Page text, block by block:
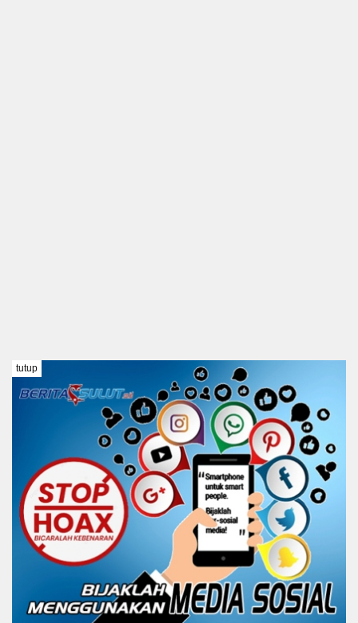
TENTANG KAMI REDAKSI
DISCLAIMER
PEDOMAN MEDIA SIBER
KODE ETIK
Copyright @ 2021 BERITA SULUT #BeritaTanpaBatas
tutup